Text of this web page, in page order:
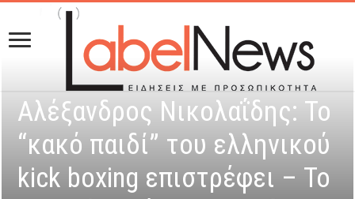
Αλέξανδρος Νικολαΐδης: Το
“κακό παιδί” του ελληνικού
kick boxing επιστρέφει – Το